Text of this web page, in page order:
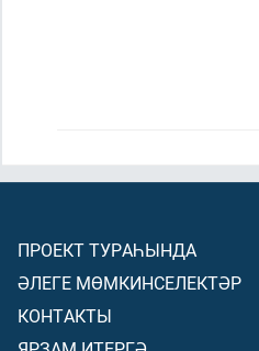
ПРОЕКТ ТУРАҺЫНДА
ӘЛЕГЕ МӨМКИНСЕЛЕКТӘР
КОНТАКТЫ